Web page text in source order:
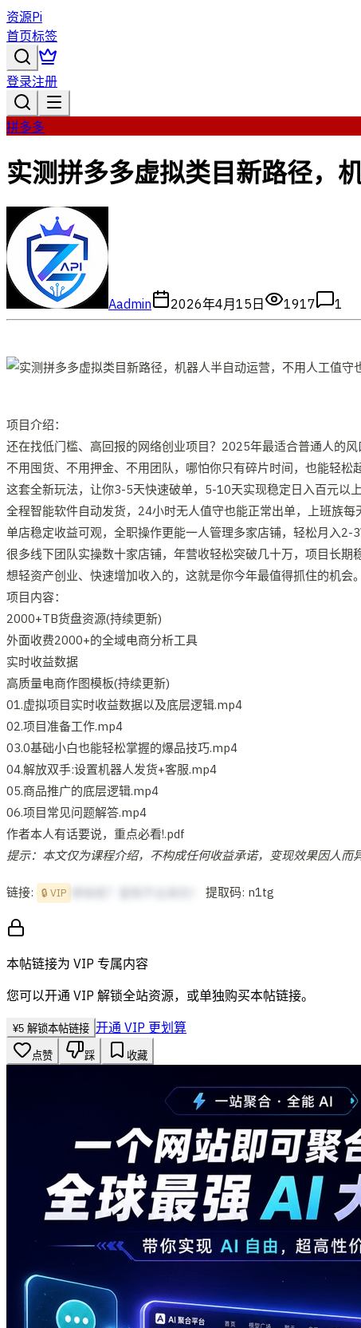
资源Pi
首页标签
登录注册
拼多多
实测拼多多虚拟类目新路径，
Aadmin 2026年4月15日 1917 1
项目介绍：
还在找低门槛、高回报的网络创业项目？2025年最适合普通人的风
不用囤货、不用押金、不用团队，哪怕你只有碎片时间，也能轻松
这套全新玩法，让你3-5天快速破单，5-10天实现稳定日入百元以
全程智能软件自动发货，24小时无人值守也能正常出单，上班族每
单店稳定收益可观，全职操作更能一人管理多家店铺，轻松月入2-
很多线下团队实操数十家店铺，年营收轻松突破几十万，项目长期
想轻资产创业、快速增加收入的，这就是你今年最值得抓住的机会。
项目内容：
2000+TB货盘资源(持续更新)
外面收费2000+的全域电商分析工具
实时收益数据
高质量电商作图模板(持续更新)
01.虚拟项目实时收益数据以及底层逻辑.mp4
02.项目准备工作.mp4
03.0基础小白也能轻松掌握的爆品技巧.mp4
04.解放双手:设置机器人发货+客服.mp4
05.商品推广的底层逻辑.mp4
06.项目常见问题解答.mp4
作者本人有话要说，重点必看!.pdf
提示：本文仅为课程介绍，不构成任何收益承诺，变现效果因人
链接: 🔒 VIP 提取码: n1tg
本帖链接为 VIP 专属内容
您可以开通 VIP 解锁全站资源，或单独购买本帖链接。
¥5 解锁本帖链接 开通 VIP 更划算
点赞 踩 收藏